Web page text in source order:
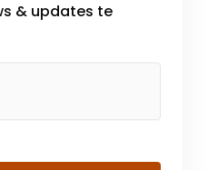
& updates te